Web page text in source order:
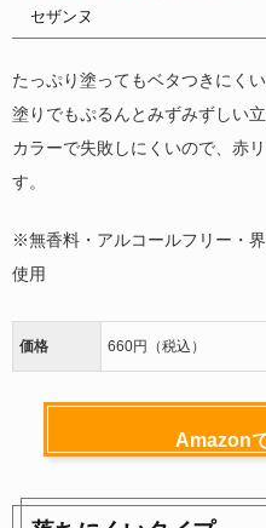
セザンヌ
たっぷり塗ってもベタつきにく
塗りでもぷるんとみずみずしい
カラーで失敗しにくいので、赤
す。
※無香料・アルコールフリー・
使用
価格 660円（税込）
Amazon